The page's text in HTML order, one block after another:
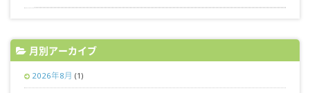
月別アーカイブ
2026年8月 (1)